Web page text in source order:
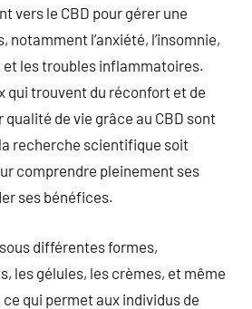
vers le CBD pour gérer une
notamment l’anxiété, l’insomnie,
et les troubles inflammatoires.
qui trouvent du réconfort et de
qualité de vie grâce au CBD sont
recherche scientifique soit
comprendre pleinement ses
ses bénéfices.
différentes formes,
les gélules, les crèmes, et même
qui permet aux individus de